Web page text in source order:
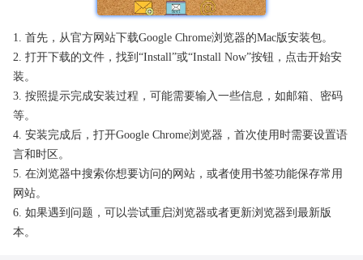
1. 首先，从官方网站下载Google Chrome浏览器的Mac版安装包。
2. 打开下载的文件，找到“Install”或“Install Now”按钮，点击开始安
装。
3. 按照提示完成安装过程，可能需要输入一些信息，如邮箱、密码
等。
4. 安装完成后，打开Google Chrome浏览器，首次使用时需要设置语
言和时区。
5. 在浏览器中搜索你想要访问的网站，或者使用书签功能保存常用
网站。
6. 如果遇到问题，可以尝试重启浏览器或者更新浏览器到最新版
本。